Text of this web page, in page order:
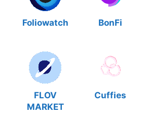
Foliowatch BonFi
FLOV
MARKET
Cuffies